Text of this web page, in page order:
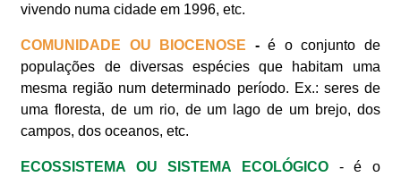
vivendo numa cidade em 1996, etc.
COMUNIDADE OU BIOCENOSE -é o conjunto de
populações de diversas espécies que habitam uma
mesma região num determinado período. Ex.: seres de
uma floresta, de um rio, de um lago de um brejo, dos
campos, dos oceanos, etc.
ECOSSISTEMA OU SISTEMA ECOLÓGICO - é o